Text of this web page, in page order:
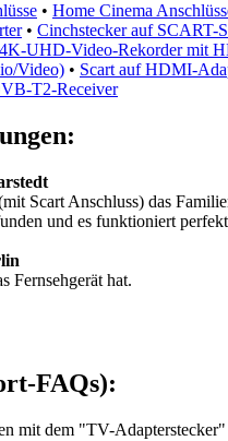
• Home Cinema
• Cinchstecker auf SCART-
4K-UHD-Video-Rekorder mit
Video) • Scart auf HDMI-
T2-Receiver
Scart Anschluss) das
und es funktioniert
Fernsehgerät hat.
FAQs):
mit dem "TV-